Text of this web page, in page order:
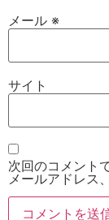
メール ※
サイト
次回のコメント
メールアドレス